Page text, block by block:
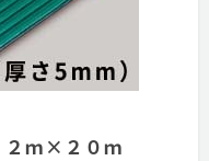
ｍ×２０ｍ